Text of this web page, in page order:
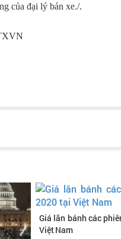
của đại lý bán xe./.
Giá lăn bánh các
Việt Nam